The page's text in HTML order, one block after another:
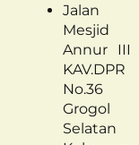
Jalan
Mesjid
Annur III
KAV.DPR
No.36
Grogol
Selatan